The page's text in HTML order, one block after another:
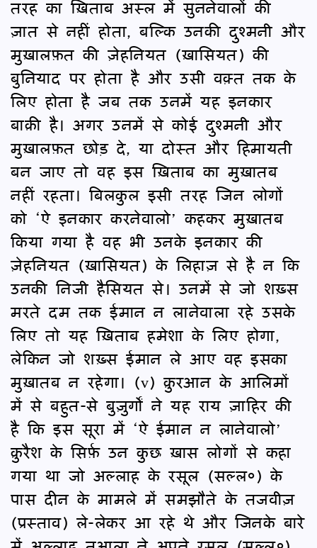
तरह का ख़िताब अस्ल में सुननेवालों की
ज़ात से नहीं होता, बल्कि उनकी दुश्मनी और
मुख़ालफ़त की ज़ेहनियत (ख़ासियत) की
बुनियाद पर होता है और उसी वक़्त तक के
लिए होता है जब तक उनमें यह इनकार
बाक़ी है। अगर उनमें से कोई दुश्मनी और
मुख़ालफ़त छोड़ दे, या दोस्त और हिमायती
बन जाए तो वह इस ख़िताब का मुख़ातब
नहीं रहता। बिलकुल इसी तरह जिन लोगों
को ‘ऐ इनकार करनेवालो’ कहकर मुख़ातब
किया गया है वह भी उनके इनकार की
ज़ेहनियत (ख़ासियत) के लिहाज़ से है न कि
उनकी निजी हैसियत से। उनमें से जो शख़्स
मरते दम तक ईमान न लानेवाला रहे उसके
लिए तो यह ख़िताब हमेशा के लिए होगा,
लेकिन जो शख़्स ईमान ले आए वह इसका
मुख़ातब न रहेगा। (v) क़ुरआन के आलिमों
में से बहुत-से बुज़ुर्गों ने यह राय ज़ाहिर की
है कि इस सूरा में ‘ऐ ईमान न लानेवालो’
क़ुरैश के सिर्फ़ उन कुछ ख़ास लोगों से कहा
गया था जो अल्लाह के रसूल (सल्ल०) के
पास दीन के मामले में समझौते के तजवीज़
(प्रस्ताव) ले-लेकर आ रहे थे और जिनके बारे